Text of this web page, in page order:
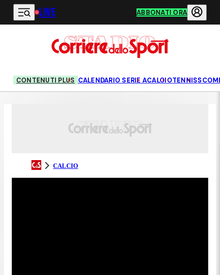
Vai al contenuto principale
LIVE ABBONATI ORA
CONTENUTI PLUS CALENDARIO SERIE ACALCIOTENNIS
CALCIO